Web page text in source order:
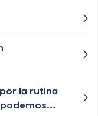
la rutina